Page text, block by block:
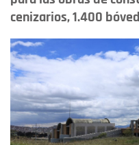
cenizarios, 1.400